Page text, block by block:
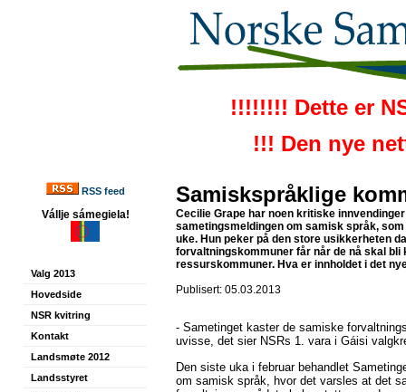
!!!!!!!! Dette er
!!! Den nye
RSS feed
Vállje sámegiela!
Valg 2013
Hovedside
NSR kvitring
Kontakt
Landsmøte 2012
Landsstyret
Samiskspråklige
Cecilie Grape har noen kritiske
sametingsmeldingen om samisk språk,
uke. Hun peker på den store usikkerheten
forvaltningskommuner får når de nå skal bli
ressurskommuner. Hva er innholdet i det
Publisert: 05.03.2013
- Sametinget kaster de samiske
uvisse, det sier NSRs 1. vara i Gáisi
Den siste uka i februar behandlet
om samisk språk, hvor det varsles at det